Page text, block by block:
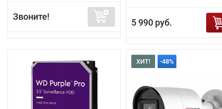
Звоните!
5 990 руб.
ХИТ! -48%